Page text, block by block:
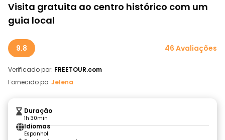
Visita gratuita ao centro histórico com um
guia local
9.8 46 Avaliações
Verificado por: FREETOUR.com
Fornecido po: Jelena
Duração
1h 30min
Idiomas
Espanhol